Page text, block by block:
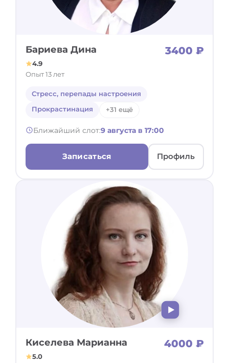
Бариева Дина 3400 ₽
4.9
Опыт 13 лет
Стресс, перепады настроения
Прокрастинация
+31 ещё
Ближайший слот:9 августа в 17:00
Записаться Профиль
Киселева Марианна 4000 ₽
5.0